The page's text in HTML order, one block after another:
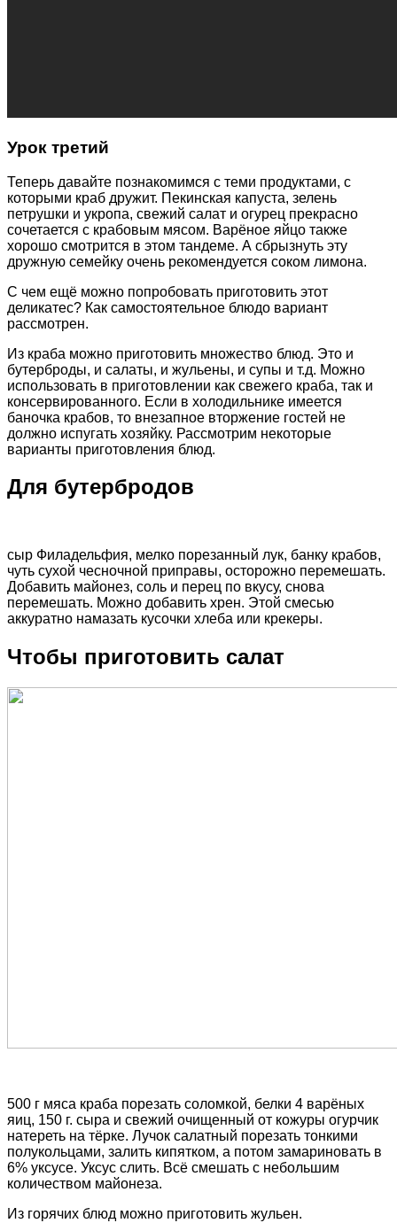
Урок третий
Теперь давайте познакомимся с теми продуктами, с
которыми краб дружит. Пекинская капуста, зелень
петрушки и укропа, свежий салат и огурец прекрасно
сочетается с крабовым мясом. Варёное яйцо также
хорошо смотрится в этом тандеме. А сбрызнуть эту
дружную семейку очень рекомендуется соком лимона.
С чем ещё можно попробовать приготовить этот
деликатес? Как самостоятельное блюдо вариант
рассмотрен.
Из краба можно приготовить множество блюд. Это и
бутерброды, и салаты, и жульены, и супы и т.д. Можно
использовать в приготовлении как свежего краба, так и
консервированного. Если в холодильнике имеется
баночка крабов, то внезапное вторжение гостей не
должно испугать хозяйку. Рассмотрим некоторые
варианты приготовления блюд.
Для бутербродов
сыр Филадельфия, мелко порезанный лук, банку крабов,
чуть сухой чесночной приправы, осторожно перемешать.
Добавить майонез, соль и перец по вкусу, снова
перемешать. Можно добавить хрен. Этой смесью
аккуратно намазать кусочки хлеба или крекеры.
Чтобы приготовить салат
500 г мяса краба порезать соломкой, белки 4 варёных
яиц, 150 г. сыра и свежий очищенный от кожуры огурчик
натереть на тёрке. Лучок салатный порезать тонкими
полукольцами, залить кипятком, а потом замариновать в
6% уксусе. Уксус слить. Всё смешать с небольшим
количеством майонеза.
Из горячих блюд можно приготовить жульен.